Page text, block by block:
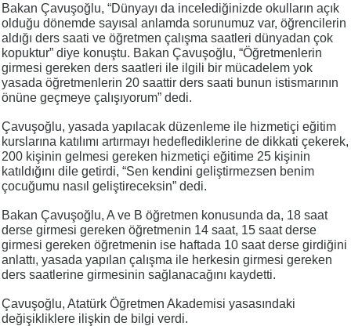
Bakan Çavuşoğlu, “Dünyayı da incelediğinizde okulların açık
olduğu dönemde sayısal anlamda sorunumuz var, öğrencilerin
aldığı ders saati ve öğretmen çalışma saatleri dünyadan çok
kopuktur” diye konuştu. Bakan Çavuşoğlu, “Öğretmenlerin
girmesi gereken ders saatleri ile ilgili bir mücadelem yok
yasada öğretmenlerin 20 saattir ders saati bunun istismarının
önüne geçmeye çalışıyorum” dedi.
Çavuşoğlu, yasada yapılacak düzenleme ile hizmetiçi eğitim
kurslarına katılımı artırmayı hedeflediklerine de dikkati çekerek,
200 kişinin gelmesi gereken hizmetiçi eğitime 25 kişinin
katıldığını dile getirdi, “Sen kendini geliştirmezsen benim
çocuğumu nasıl geliştireceksin” dedi.
Bakan Çavuşoğlu, A ve B öğretmen konusunda da, 18 saat
derse girmesi gereken öğretmenin 14 saat, 15 saat derse
girmesi gereken öğretmenin ise haftada 10 saat derse girdiğini
anlattı, yasada yapılan çalışma ile herkesin girmesi gereken
ders saatlerine girmesinin sağlanacağını kaydetti.
Çavuşoğlu, Atatürk Öğretmen Akademisi yasasındaki
değişikliklere ilişkin de bilgi verdi.